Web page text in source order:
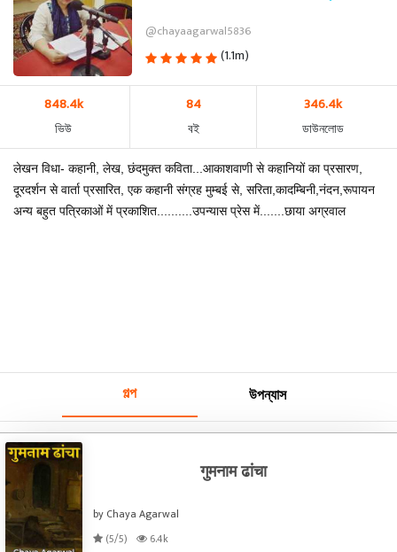
@chayaagarwal5836
(1.1m)
848.4k
ভিউ
84
বই
346.4k
ডাউনলোড
लेखन विधा- कहानी, लेख, छंदमुक्त कविता...आकाशवाणी से कहानियों का प्रसारण,
दूरदर्शन से वार्ता प्रसारित, एक कहानी संग्रह मुम्बई से, सरिता,कादम्बिनी,नंदन,रूपायन
अन्य बहुत पत्रिकाओं में प्रकाशित..........उपन्यास प्रेस में.......छाया अग्रवाल
গল্প উপন্যাস
गुमनाम ढांचा
by Chaya Agarwal
(5/5)
6.4k